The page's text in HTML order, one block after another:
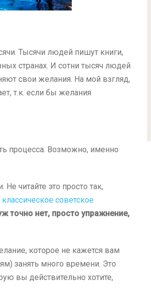
Тысячи людей пишут книги,
странах. И сотни тысяч людей
свои желания. На мой взгляд,
т.к. если бы желания
процесса. Возможно, именно
читайте это просто так,
советское
точно нет, просто упражнение,
которое не кажется вам
занять много времени. Это
вы действительно хотите,